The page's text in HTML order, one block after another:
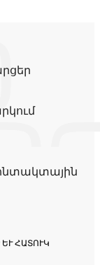
ՀԱՏՈՒԿ Ա